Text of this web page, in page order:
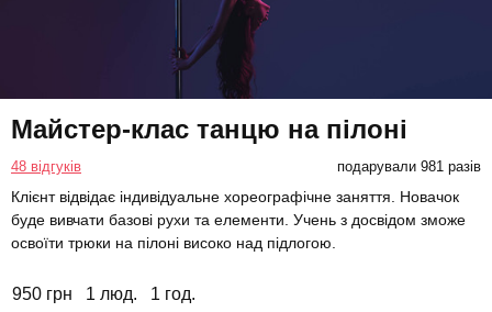
Майстер-клас танцю на пілоні
48 відгуків подарували 981 разів
Клієнт відвідає індивідуальне хореографічне заняття. Новачок
буде вивчати базові рухи та елементи. Учень з досвідом зможе
освоїти трюки на пілоні високо над підлогою.
950 грн 1 люд. 1 год.